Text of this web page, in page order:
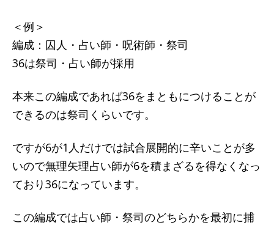
＜例＞
編成：囚人・占い師・呪術師・祭司
36は祭司・占い師が採用
本来この編成であれば36をまともにつけることが
できるのは祭司くらいです。
ですが6が1人だけでは試合展開的に辛いことが多
いので無理矢理占い師が6を積まざるを得なくなっ
ており36になっています。
この編成では占い師・祭司のどちらかを最初に捕